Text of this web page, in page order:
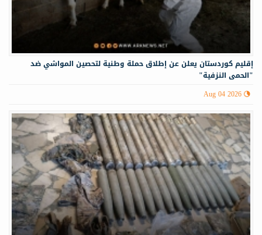
إقليم كوردستان يعلن عن إطلاق حملة وطنية لتحصين المواشي ضد
"الحمى النزفية"
Aug 04 2026